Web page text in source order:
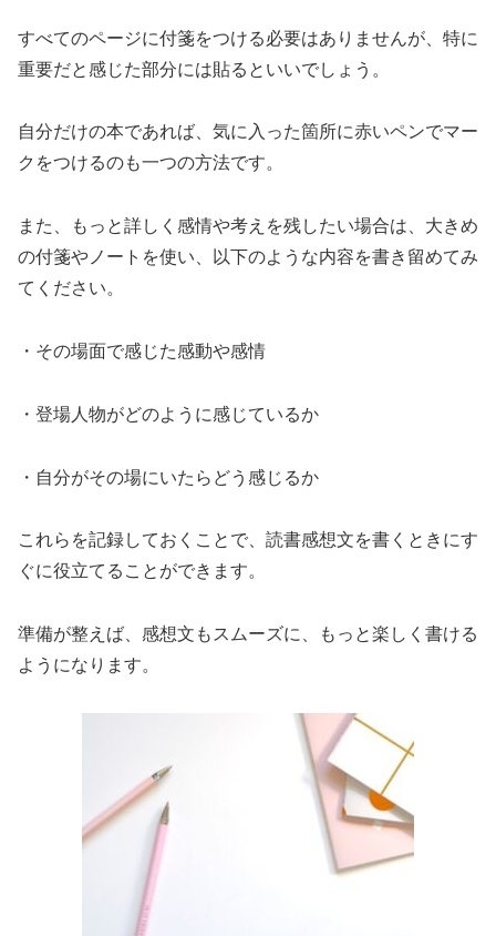
すべてのページに付箋をつける必要はありませんが、特に
重要だと感じた部分には貼るといいでしょう。
自分だけの本であれば、気に入った箇所に赤いペンでマー
クをつけるのも一つの方法です。
また、もっと詳しく感情や考えを残したい場合は、大きめ
の付箋やノートを使い、以下のような内容を書き留めてみ
てください。
・その場面で感じた感動や感情
・登場人物がどのように感じているか
・自分がその場にいたらどう感じるか
これらを記録しておくことで、読書感想文を書くときにす
ぐに役立てることができます。
準備が整えば、感想文もスムーズに、もっと楽しく書ける
ようになります。